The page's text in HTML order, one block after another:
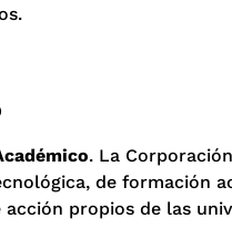
. La
de formación
propios de las